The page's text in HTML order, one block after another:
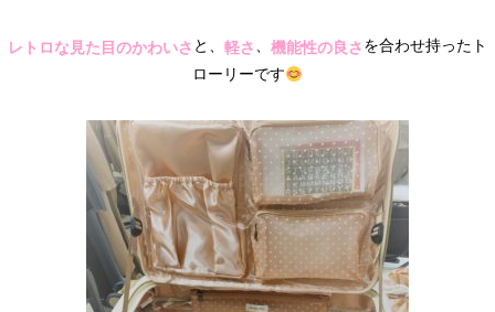
レトロな見た目のかわいさ と、 軽さ、 機能性の良さを合わせ持ったト
ローリーです